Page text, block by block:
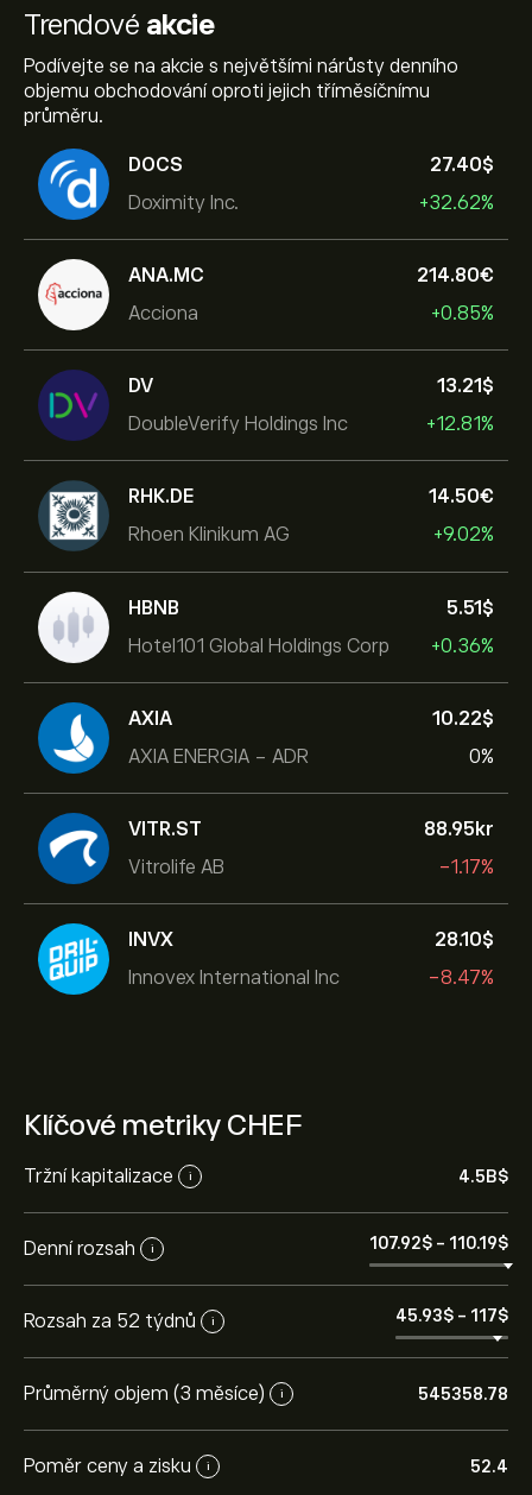
Trendové akcie
Podívejte se na akcie s největšími nárůsty denního
objemu obchodování oproti jejich tříměsíčnímu
průměru.
DOCS
Doximity Inc.
27.40‎$‎
+32.62%
ANA.MC
Acciona
214.80‎€‎
+0.85%
DV
DoubleVerify Holdings Inc
13.21‎$‎
+12.81%
RHK.DE
Rhoen Klinikum AG
14.50‎€‎
+9.02%
HBNB
Hotel101 Global Holdings Corp
5.51‎$‎
+0.36%
AXIA
AXIA ENERGIA - ADR
10.22‎$‎
0%
VITR.ST
Vitrolife AB
88.95‎kr‎
-1.17%
INVX
Innovex International Inc
28.10‎$‎
-8.47%
Klíčové metriky CHEF
Tržní kapitalizace i 4.5B‎$‎
Denní rozsah i 107.92‎$‎ - 110.19‎$‎
Rozsah za 52 týdnů i 45.93‎$‎ - 117‎$‎
Průměrný objem (3 měsíce) i 545358.78
Poměr ceny a zisku i 52.4